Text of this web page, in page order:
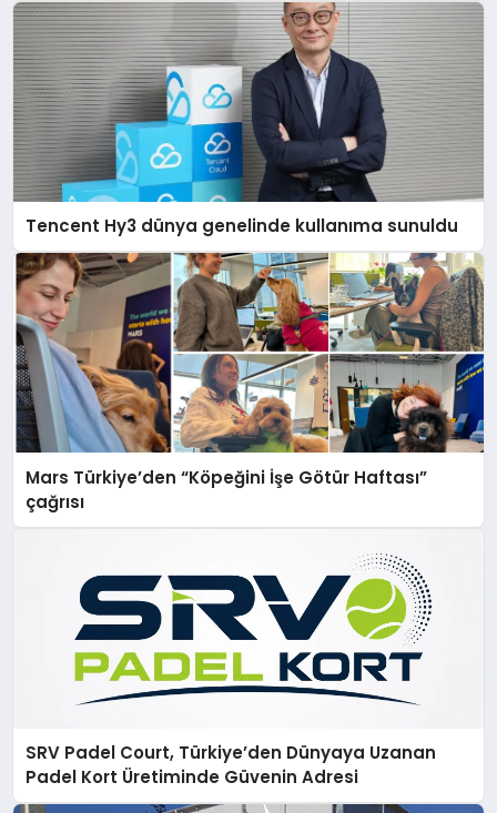
Tencent Hy3 dünya genelinde kullanıma sunuldu
Mars Türkiye’den “Köpeğini İşe Götür Haftası”
çağrısı
SRV Padel Court, Türkiye’den Dünyaya Uzanan
Padel Kort Üretiminde Güvenin Adresi